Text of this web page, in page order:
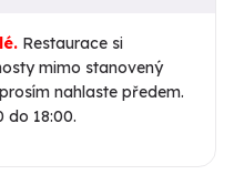
Restaurace si
mimo stanovený
nahlaste předem.
do 18:00.